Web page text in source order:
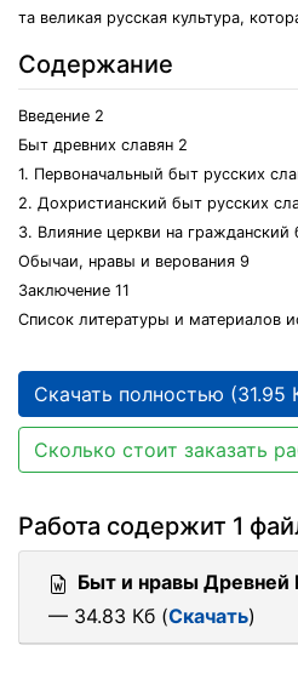
та великая русская культура,
Содержание
Введение 2
Быт древних славян 2
1. Первоначальный быт русских
2. Дохристианский быт русских
3. Влияние церкви на гражданский
Обычаи, нравы и верования 9
Заключение 11
Список литературы и материалов
Скачать полностью (31.95
Сколько стоит заказать
Работа содержит 1
Быт и нравы Древней
— 34.83 Кб (Скачать)